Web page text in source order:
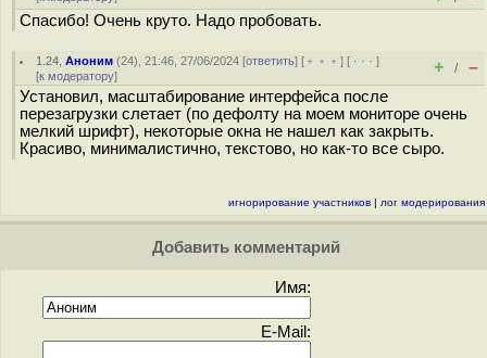
Спасибо! Очень круто. Надо пробовать.
1.24 ,Аноним (24), 21:46, 27/06/2024 [ответить] [ ﹢﹢﹢] [ · · ·]
[к модератору] + / –
Установил, масштабирование интерфейса после
перезагрузки слетает (по дефолту на моем мониторе очень
мелкий шрифт), некоторые окна не нашел как закрыть.
Красиво, минималистично, текстово, но как-то все сыро.
игнорирование участников | лог модерирования
Добавить комментарий
Имя:
E-Mail: